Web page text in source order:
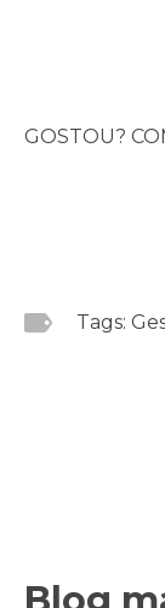
GOSTOU?
Tags: